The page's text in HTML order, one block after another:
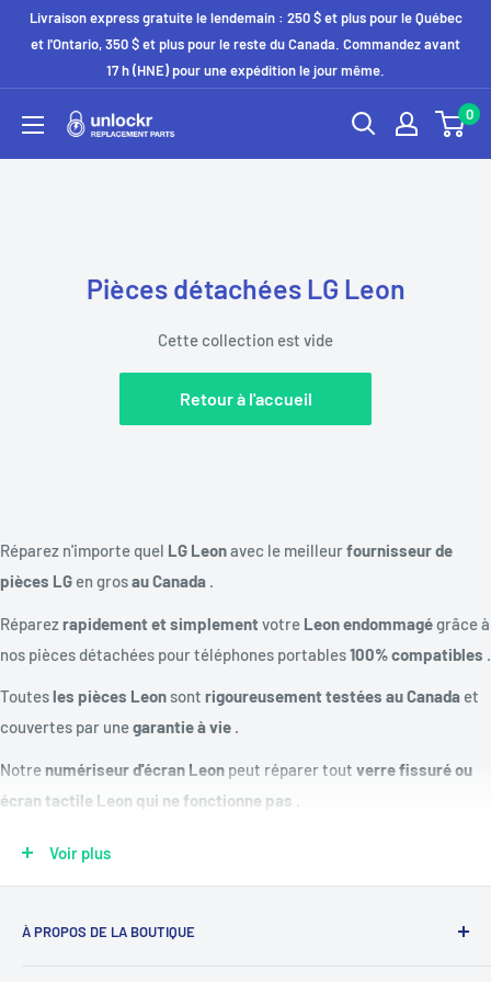
PasserLivraison express gratuite le lendemain : 250 $ et plus pour le Québec
et l'Ontario, 350 $ et plus pour le reste du Canada. Commandez avant
17 h (HNE) pour une expédition le jour même.
Unlockr
0
Pièces détachées LG Leon
Cette collection est vide
Retour à l'accueil
Réparez n'importe quel LG Leonavec le meilleurfournisseur de
pièces LG en grosau Canada .
Réparezrapidement et simplementvotre Leon endommagégrâce à
nos pièces détachées pour téléphones portables100% compatibles
Toutesles pièces Leon sont rigoureusement testées au Canada et
couvertes par unegarantie à vie .
Notrenumériseur d'écran Leon peut réparer tout verre fissuré ou
écran tactile Leon qui ne fonctionne pas
Voir plus
À PROPOS DE LA BOUTIQUE